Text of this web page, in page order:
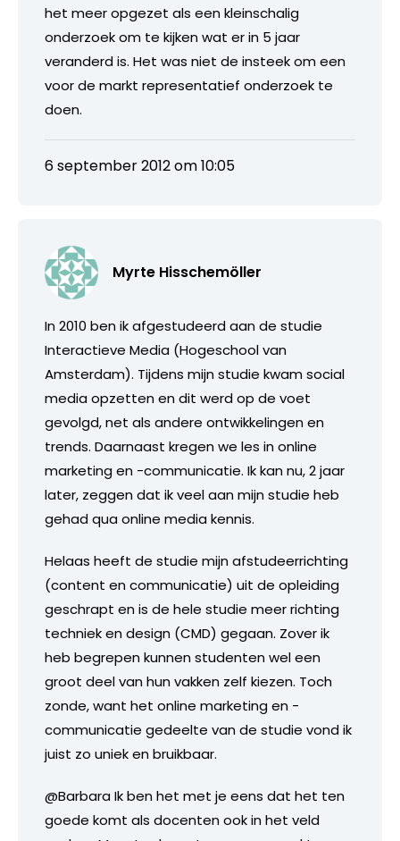
het meer opgezet als een kleinschalig
onderzoek om te kijken wat er in 5 jaar
veranderd is. Het was niet de insteek om een
voor de markt representatief onderzoek te
doen.
6 september 2012 om 10:05
Myrte Hisschemöller
In 2010 ben ik afgestudeerd aan de studie
Interactieve Media (Hogeschool van
Amsterdam). Tijdens mijn studie kwam social
media opzetten en dit werd op de voet
gevolgd, net als andere ontwikkelingen en
trends. Daarnaast kregen we les in online
marketing en -communicatie. Ik kan nu, 2 jaar
later, zeggen dat ik veel aan mijn studie heb
gehad qua online media kennis.
Helaas heeft de studie mijn afstudeerrichting
(content en communicatie) uit de opleiding
geschrapt en is de hele studie meer richting
techniek en design (CMD) gegaan. Zover ik
heb begrepen kunnen studenten wel een
groot deel van hun vakken zelf kiezen. Toch
zonde, want het online marketing en -
communicatie gedeelte van de studie vond ik
juist zo uniek en bruikbaar.
@Barbara Ik ben het met je eens dat het ten
goede komt als docenten ook in het veld